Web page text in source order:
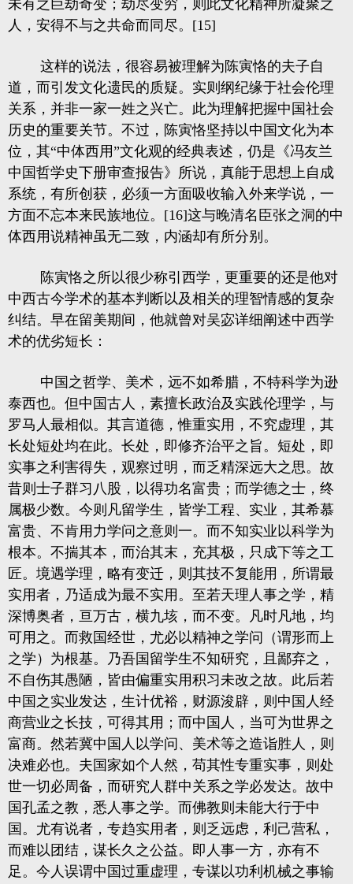
未有之巨劫奇变；劫尽变穷，则此文化精神所凝聚之
人，安得不与之共命而同尽。[15]
这样的说法，很容易被理解为陈寅恪的夫子自
道，而引发文化遗民的质疑。实则纲纪缘于社会伦理
关系，并非一家一姓之兴亡。此为理解把握中国社会
历史的重要关节。不过，陈寅恪坚持以中国文化为本
位，其“中体西用”文化观的经典表述，仍是《冯友兰
中国哲学史下册审查报告》所说，真能于思想上自成
系统，有所创获，必须一方面吸收输入外来学说，一
方面不忘本来民族地位。[16]这与晚清名臣张之洞的中
体西用说精神虽无二致，内涵却有所分别。
陈寅恪之所以很少称引西学，更重要的还是他对
中西古今学术的基本判断以及相关的理智情感的复杂
纠结。早在留美期间，他就曾对吴宓详细阐述中西学
术的优劣短长：
中国之哲学、美术，远不如希腊，不特科学为逊
泰西也。但中国古人，素擅长政治及实践伦理学，与
罗马人最相似。其言道德，惟重实用，不究虚理，其
长处短处均在此。长处，即修齐治平之旨。短处，即
实事之利害得失，观察过明，而乏精深远大之思。故
昔则士子群习八股，以得功名富贵；而学德之士，终
属极少数。今则凡留学生，皆学工程、实业，其希慕
富贵、不肯用力学问之意则一。而不知实业以科学为
根本。不揣其本，而治其末，充其极，只成下等之工
匠。境遇学理，略有变迁，则其技不复能用，所谓最
实用者，乃适成为最不实用。至若天理人事之学，精
深博奥者，亘万古，横九垓，而不变。凡时凡地，均
可用之。而救国经世，尤必以精神之学问（谓形而上
之学）为根基。乃吾国留学生不知研究，且鄙弃之，
不自伤其愚陋，皆由偏重实用积习未改之故。此后若
中国之实业发达，生计优裕，财源浚辟，则中国人经
商营业之长技，可得其用；而中国人，当可为世界之
富商。然若冀中国人以学问、美术等之造诣胜人，则
决难必也。夫国家如个人然，苟其性专重实事，则处
世一切必周备，而研究人群中关系之学必发达。故中
国孔孟之教，悉人事之学。而佛教则未能大行于中
国。尤有说者，专趋实用者，则乏远虑，利己营私，
而难以团结，谋长久之公益。即人事一方，亦有不
足。今人误谓中国过重虚理，专谋以功利机械之事输